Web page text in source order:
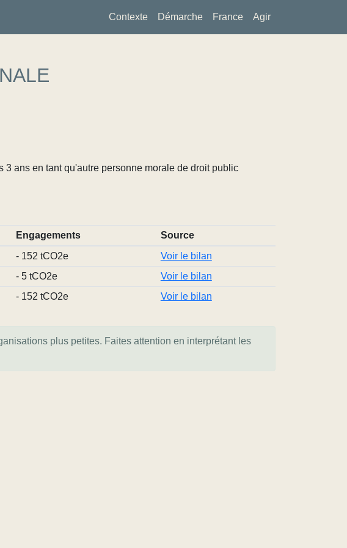
Contexte Démarche France Agir
ans en tant qu'autre personne morale de droit public
Engagements
Source
- 152 tCO2e
Voir le bilan
- 5 tCO2e
Voir le bilan
- 152 tCO2e Voir le bilan
plus petites. Faites attention en interprétant les